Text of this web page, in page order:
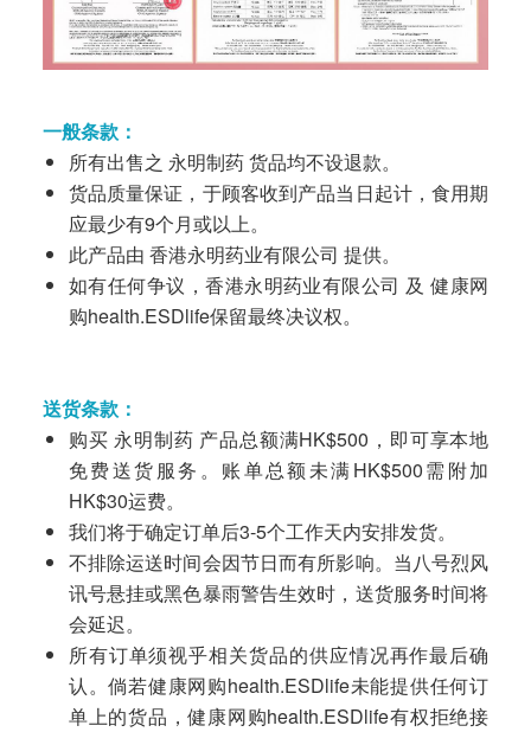
一般条款：
所有出售之 永明制药 货品均不设退款。
货品质量保证，于顾客收到产品当日起计，食用期
应最少有9个月或以上。
此产品由 香港永明药业有限公司 提供。
如有任何争议，香港永明药业有限公司 及 健康网
购health.ESDlife保留最终决议权。
送货条款：
购买 永明制药 产品总额满HK$500，即可享本地
免费送货服务。账单总额未满HK$500需附加
HK$30运费。
我们将于确定订单后3-5个工作天内安排发货。
不排除运送时间会因节日而有所影响。当八号烈风
讯号悬挂或黑色暴雨警告生效时，送货服务时间将
会延迟。
所有订单须视乎相关货品的供应情况再作最后确
认。倘若健康网购health.ESDlife未能提供任何订
单上的货品，健康网购health.ESDlife有权拒绝接